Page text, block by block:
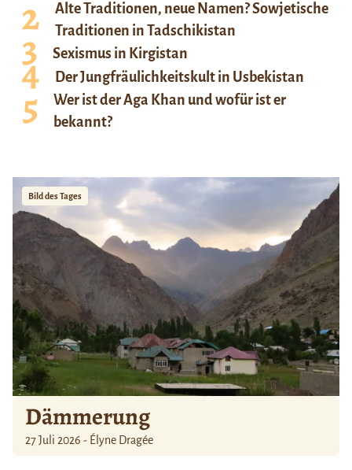
Alte Traditionen, neue Namen? Sowjetische
Traditionen in Tadschikistan
Sexismus in Kirgistan
Der Jungfräulichkeitskult in Usbekistan
Wer ist der Aga Khan und wofür ist er
bekannt?
Bild des Tages
Dämmerung
27 Juli 2026 - Élyne Dragée